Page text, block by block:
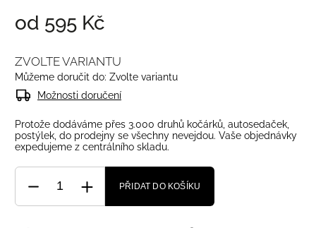
od 595 Kč
ZVOLTE VARIANTU
Můžeme doručit do: Zvolte variantu
Možnosti doručení
Protože dodáváme přes 3.000 druhů kočárků, autosedaček,
postýlek, do prodejny se všechny nevejdou. Vaše objednávky
expedujeme z centrálního skladu.
PŘIDAT DO KOŠÍKU